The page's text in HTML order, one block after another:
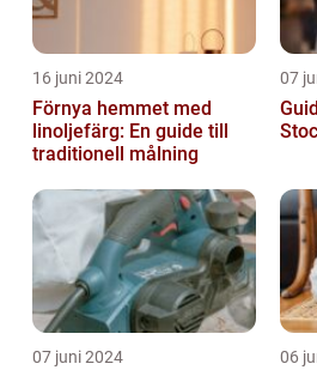
16 juni 2024
Förnya hemmet med
linoljefärg: En guide till
traditionell målning
07
07 juni 2024 06